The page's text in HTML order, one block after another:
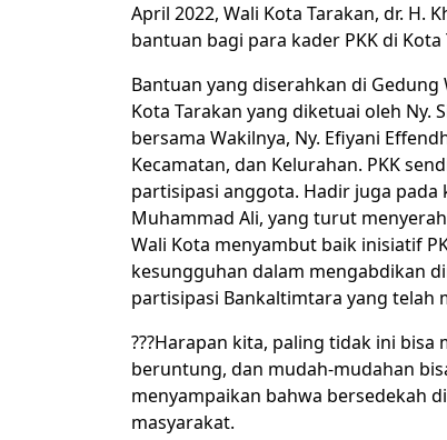
April 2022, Wali Kota Tarakan, dr. H.
bantuan bagi para kader PKK di Kota
Bantuan yang diserahkan di
Kota Tarakan yang diketuai oleh
bersama Wakilnya, Ny. Efiyani
Kecamatan, dan Kelurahan. PKK
partisipasi anggota. Hadir juga pada
Muhammad Ali, yang turut
Wali Kota menyambut baik inisiatif
kesungguhan dalam mengabdikan
partisipasi Bankaltimtara yang telah
???Harapan kita, paling tidak ini
beruntung, dan mudah-mudahan
menyampaikan bahwa bersedekah
masyarakat.